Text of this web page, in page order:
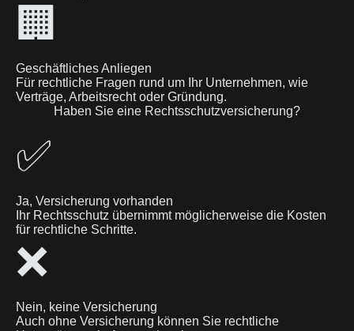
🏢
Geschäftliches Anliegen
Für rechtliche Fragen rund um Ihr Unternehmen, wie
Verträge, Arbeitsrecht oder Gründung.
Haben Sie eine Rechtsschutzversicherung?
✅
Ja, Versicherung vorhanden
Ihr Rechtsschutz übernimmt möglicherweise die Kosten
für rechtliche Schritte.
❌
Nein, keine Versicherung
Auch ohne Versicherung können Sie rechtliche